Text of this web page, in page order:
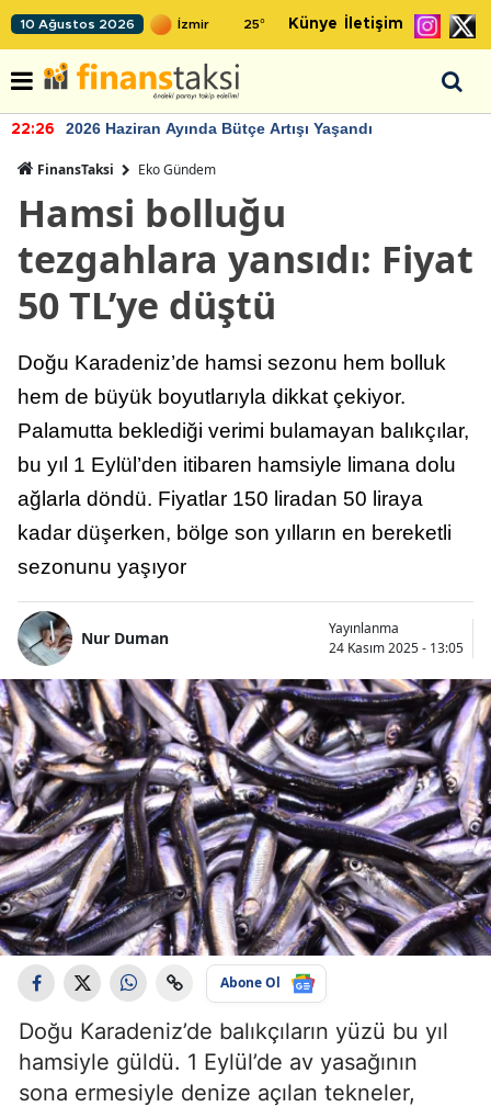
10 Ağustos 2026 25° Künye İletişim
22:26 2026 Haziran Ayında Bütçe Artışı Yaşandı
FinansTaksi Eko Gündem
Hamsi bolluğu
tezgahlara yansıdı: Fiyat
50 TL’ye düştü
Doğu Karadeniz’de hamsi sezonu hem bolluk
hem de büyük boyutlarıyla dikkat çekiyor.
Palamutta beklediği verimi bulamayan balıkçılar,
bu yıl 1 Eylül’den itibaren hamsiyle limana dolu
ağlarla döndü. Fiyatlar 150 liradan 50 liraya
kadar düşerken, bölge son yılların en bereketli
sezonunu yaşıyor
Nur Duman
Yayınlanma
24 Kasım 2025 - 13:05
Abone Ol
Doğu Karadeniz’de balıkçıların yüzü bu yıl
hamsiyle güldü. 1 Eylül’de av yasağının
sona ermesiyle denize açılan tekneler,